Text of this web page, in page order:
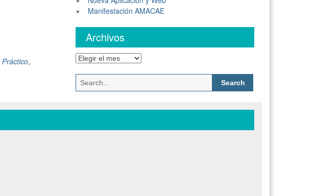
Práctico,
Manifestación AMACAE
Archivos